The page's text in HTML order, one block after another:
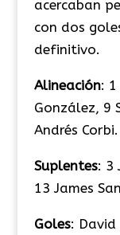
acercaban
con dos
definitivo.
Alineación: 1
González, 9
Andrés Corbi.
Suplentes: 3
13 James
Goles: David